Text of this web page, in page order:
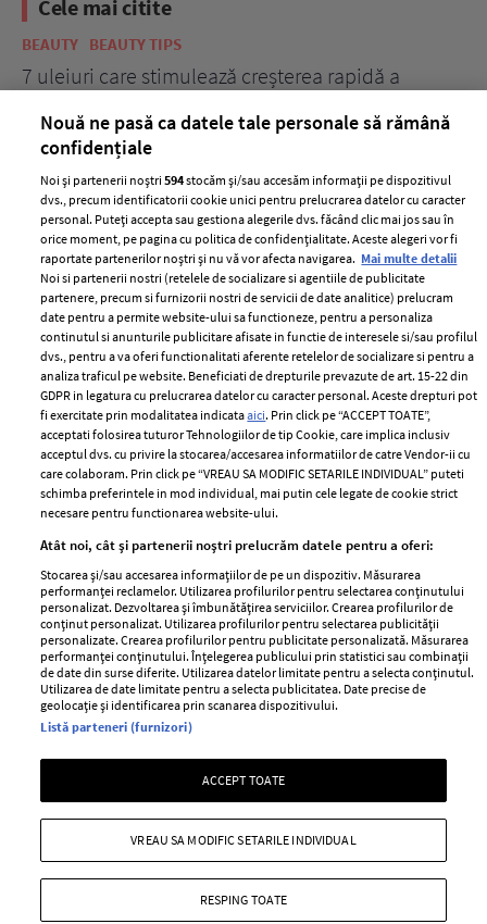
Cele mai citite
BEAUTY BEAUTY TIPS
7 uleiuri care stimulează creșterea rapidă a
ELLE Style Awards
2024
Despre ELLE
Romania
Contact
Abonamente
Termeni si conditii
Politica de
confidențialitate
Politica de cookies
Publicitate
GSP
Unica
Baby
Retete
femei
Viva
Avantaje
Retete practice
Pariază responsabil! Decizia ONJN nr. 821/25.09.2025.
Jocurile de noroc sunt interzise minorilor.
Copyright © 2026 Ringier Romania SRL
Nouă ne pasă ca datele tale personale să rămână
confidențiale
Noi și partenerii noștri594stocăm și/sau accesăm informații pe dispozitivul
dvs., precum identificatorii cookie unici pentru prelucrarea datelor cu caracter
personal. Puteți accepta sau gestiona alegerile dvs. făcând clic mai jos sau în
orice moment, pe pagina cu politica de confidențialitate. Aceste alegeri vor fi
raportate partenerilor noștri și nu vă vor afecta navigarea. Mai multe detalii
Noi si partenerii nostri (retelele de socializare si agentiile de publicitate
partenere, precum si furnizorii nostri de servicii de date analitice) prelucram
date pentru a permite website-ului sa functioneze, pentru a personaliza
continutul si anunturile publicitare afisate in functie de interesele si/sau profilul
dvs., pentru a va oferi functionalitati aferente retelelor de socializare si pentru a
analiza traficul pe website. Beneficiati de drepturile prevazute de art. 15-22 din
GDPR in legatura cu prelucrarea datelor cu caracter personal. Aceste drepturi pot
fi exercitate prin modalitatea indicataaici. Prin click pe “ACCEPT TOATE”,
acceptati folosirea tuturor Tehnologiilor de tip Cookie, care implica inclusiv
acceptul dvs. cu privire la stocarea/accesarea informatiilor de catre Vendor-ii cu
care colaboram. Prin click pe “VREAU SA MODIFIC SETARILE INDIVIDUAL” puteti
schimba preferintele in mod individual, mai putin cele legate de cookie strict
necesare pentru functionarea website-ului.
Atât noi, cât și partenerii noștri prelucrăm datele pentru a oferi:
Stocarea și/sau accesarea informațiilor de pe un dispozitiv. Măsurarea
performanței reclamelor. Utilizarea profilurilor pentru selectarea conținutului
personalizat. Dezvoltarea și îmbunătățirea serviciilor. Crearea profilurilor de
conținut personalizat. Utilizarea profilurilor pentru selectarea publicității
personalizate. Crearea profilurilor pentru publicitate personalizată. Măsurarea
performanței conținutului. Înțelegerea publicului prin statistici sau combinații
de date din surse diferite. Utilizarea datelor limitate pentru a selecta conținutul.
Utilizarea de date limitate pentru a selecta publicitatea. Date precise de
geolocație și identificarea prin scanarea dispozitivului.
Listă parteneri (furnizori)
ACCEPT TOATE
RESPING TOATE
VREAU SA MODIFIC SETARILE INDIVIDUAL